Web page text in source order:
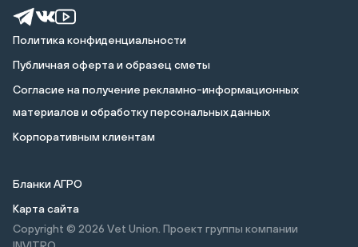
Политика конфиденциальности
Публичная оферта и образец сметы
Cогласие на получение рекламно-информационных
материалов и обработку персональных данных
Корпоративным клиентам
Бланки АГРО
Карта сайта
Copyright © 2026 Vet Union. Проект группы компании